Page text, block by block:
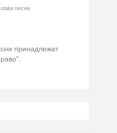
песни
принадлежат